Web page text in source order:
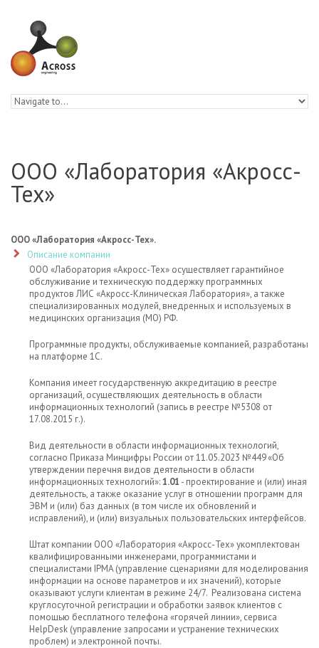
ООО «Лаборатория «Акросс-
Тех»
ООО «Лаборатория «Акросс-Тех».
Описание компании
ООО «Лаборатория «Акросс-Тех» осуществляет гарантийное
обслуживание и техническую поддержку программных
продуктов ЛИС «Акросс-Клиническая Лаборатория», а также
специализированных модулей, внедренных и используемых в
медицинских организация (МО) РФ.
Программные продукты, обслуживаемые компанией, разработаны
на платформе 1С.
Компания имеет государственную аккредитацию в реестре
организаций, осуществляющих деятельность в области
информационных технологий (запись в реестре №5308 от
17.08.2015 г.).
Вид деятельности в области информационных технологий,
согласно Приказа Минцифры России от 11.05.2023 №449 «Об
утверждении перечня видов деятельности в области
информационных технологий»:1.01 - проектирование и (или) иная
деятельность, а также оказание услуг в отношении программ для
ЭВМ и (или) баз данных (в том числе их обновлений и
исправлений), и (или) визуальных пользовательских интерфейсов.
Штат компании ООО «Лаборатория «Акросс-Тех» укомплектован
квалифицированными инженерами, программистами и
специалистами IPMA (управление сценариями для моделирования
информации на основе параметров и их значений), которые
оказывают услуги клиентам в режиме 24/7. Реализована система
круглосуточной регистрации и обработки заявок клиентов с
помощью бесплатного телефона «горячей линии», сервиса
HelpDesk (управление запросами и устранение технических
проблем) и электронной почты.